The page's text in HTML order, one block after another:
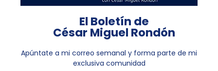
El Boletín de
César Miguel Rondón
Apúntate a mi correo semanal y forma parte de mi
exclusiva comunidad